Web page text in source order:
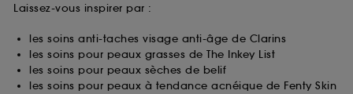
Laissez-vous inspirer par :
les soins anti-taches visage anti-âge de Clarins
les soins pour peaux grasses de The Inkey List
les soins pour peaux sèches de belif
les soins pour peaux à tendance acnéique de Fenty Skin